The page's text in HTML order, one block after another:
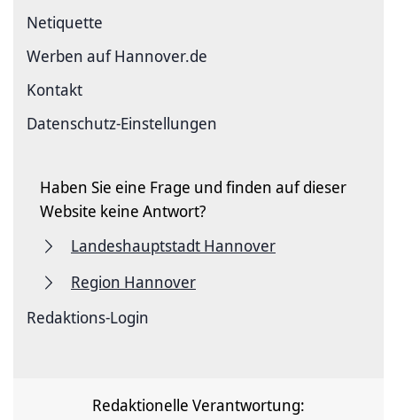
Netiquette
Werben auf Hannover.de
Kontakt
Datenschutz-Einstellungen
Haben Sie eine Frage und finden auf dieser
Website keine Antwort?
Landeshauptstadt Hannover
Region Hannover
Redaktions-Login
Redaktionelle Verantwortung: